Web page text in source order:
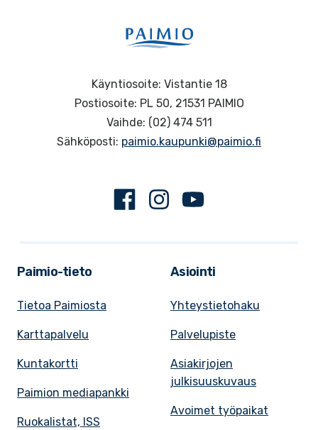
Käyntiosoite: Vistantie 18
Postiosoite: PL 50, 21531 PAIMIO
Vaihde: (02) 474 511
Sähköposti: paimio.kaupunki@paimio.fi
FacebookInstagram
Paimio-tieto
Tietoa Paimiosta
Karttapalvelu
Kuntakortti
Paimion mediapankki
Ruokalistat, ISS
Asiointi
Yhteystietohaku
Palvelupiste
Asiakirjojen
julkisuuskuvaus
Avoimet työpaikat